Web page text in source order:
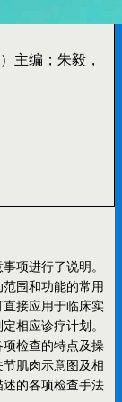
主编；朱毅，
项进行了说明。
围和功能的常用
接应用于临床实
相应诊疗计划。
检查的特点及操
肌肉示意图及相
的各项检查手法